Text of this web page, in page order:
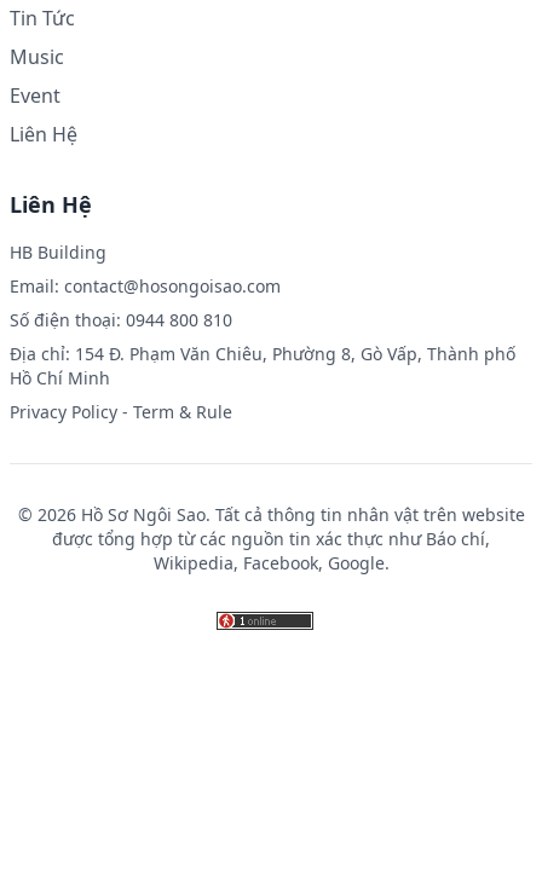
Tin Tức
Music
Event
Liên Hệ
Liên Hệ
HB Building
Email: contact@hosongoisao.com
Số điện thoại: 0944 800 810
Địa chỉ: 154 Đ. Phạm Văn Chiêu, Phường 8, Gò Vấp, Thành phố
Hồ Chí Minh
Privacy Policy - Term & Rule
© 2026 Hồ Sơ Ngôi Sao. Tất cả thông tin nhân vật trên website
được tổng hợp từ các nguồn tin xác thực như Báo chí,
Wikipedia, Facebook, Google.